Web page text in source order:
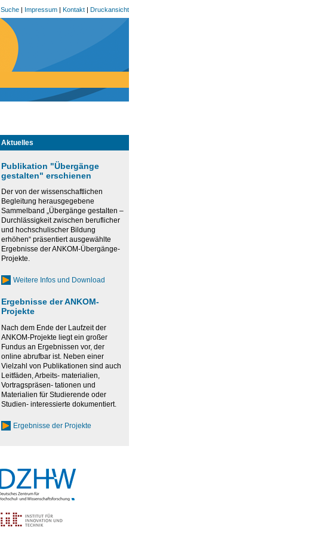
Suche | Impressum | Kontakt | Druckansicht
Aktuelles
Publikation "Übergänge
gestalten" erschienen
Der von der wissenschaftlichen
Begleitung herausgegebene
Sammelband „Übergänge gestalten –
Durchlässigkeit zwischen beruflicher
und hochschulischer Bildung
erhöhen“ präsentiert ausgewählte
Ergebnisse der ANKOM-Übergänge-
Projekte.
Weitere Infos und Download
Ergebnisse der ANKOM-
Projekte
Nach dem Ende der Laufzeit der
ANKOM-Projekte liegt ein großer
Fundus an Ergebnissen vor, der
online abrufbar ist. Neben einer
Vielzahl von Publikationen sind auch
Leitfäden, Arbeits- materialien,
Vortragspräsen- tationen und
Materialien für Studierende oder
Studien- interessierte dokumentiert.
Ergebnisse der Projekte